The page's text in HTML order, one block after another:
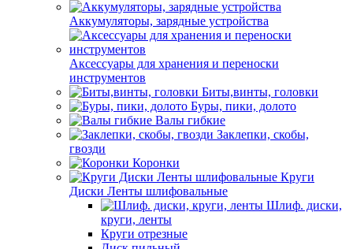
Аккумуляторы, зарядные устройства
Аксессуары для хранения и переноски
инструментов
Биты,винты, головки
Буры, пики, долото
Валы гибкие
Заклепки, скобы,
гвозди
Коронки
Круги
Диски Ленты шлифовальные
Шлиф. диски,
круги, ленты
Круги отрезные